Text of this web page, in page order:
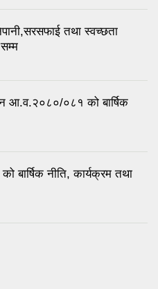
तथा स्वच्छता
आ.व.२०८०/०८१ को बार्षिक
नीति, कार्यक्रम तथा